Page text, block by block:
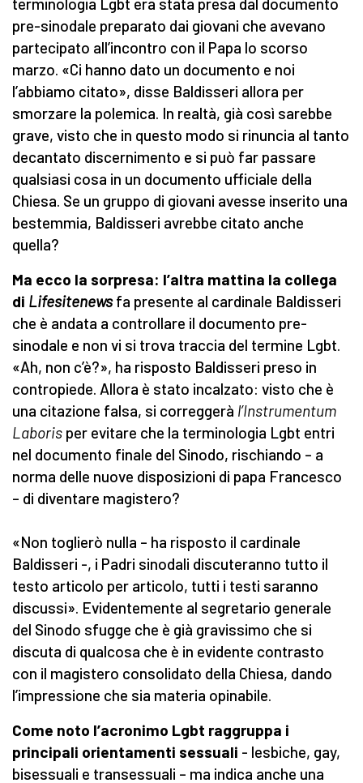
terminologia Lgbt era stata presa dal documento
pre-sinodale preparato dai giovani che avevano
partecipato all’incontro con il Papa lo scorso
marzo. «Ci hanno dato un documento e noi
l’abbiamo citato», disse Baldisseri allora per
smorzare la polemica. In realtà, già così sarebbe
grave, visto che in questo modo si rinuncia al tanto
decantato discernimento e si può far passare
qualsiasi cosa in un documento ufficiale della
Chiesa. Se un gruppo di giovani avesse inserito una
bestemmia, Baldisseri avrebbe citato anche
quella?
Ma ecco la sorpresa: l’altra mattina la collega
di Lifesitenews fa presente al cardinale Baldisseri
che è andata a controllare il documento pre-
sinodale e non vi si trova traccia del termine Lgbt.
«Ah, non c’è?», ha risposto Baldisseri preso in
contropiede. Allora è stato incalzato: visto che è
una citazione falsa, si correggerà l’Instrumentum
Laboris per evitare che la terminologia Lgbt entri
nel documento finale del Sinodo, rischiando – a
norma delle nuove disposizioni di papa Francesco
– di diventare magistero?
«Non toglierò nulla – ha risposto il cardinale
Baldisseri -, i Padri sinodali discuteranno tutto il
testo articolo per articolo, tutti i testi saranno
discussi». Evidentemente al segretario generale
del Sinodo sfugge che è già gravissimo che si
discuta di qualcosa che è in evidente contrasto
con il magistero consolidato della Chiesa, dando
l’impressione che sia materia opinabile.
Come noto l’acronimo Lgbt raggruppa i
principali orientamenti sessuali - lesbiche, gay,
bisessuali e transessuali – ma indica anche una